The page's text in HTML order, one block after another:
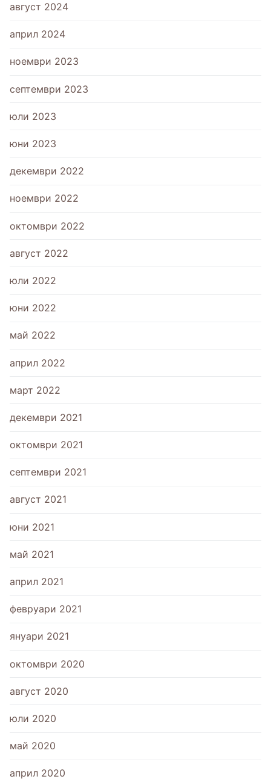
август 2024
април 2024
ноември 2023
септември 2023
юли 2023
юни 2023
декември 2022
ноември 2022
октомври 2022
август 2022
юли 2022
юни 2022
май 2022
април 2022
март 2022
декември 2021
октомври 2021
септември 2021
август 2021
юни 2021
май 2021
април 2021
февруари 2021
януари 2021
октомври 2020
август 2020
юли 2020
май 2020
април 2020